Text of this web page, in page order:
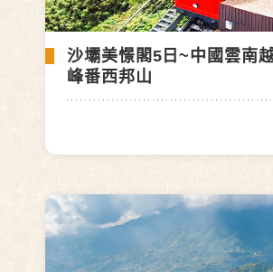
沙壩美憬閣5日~中國雲南
峰番西邦山